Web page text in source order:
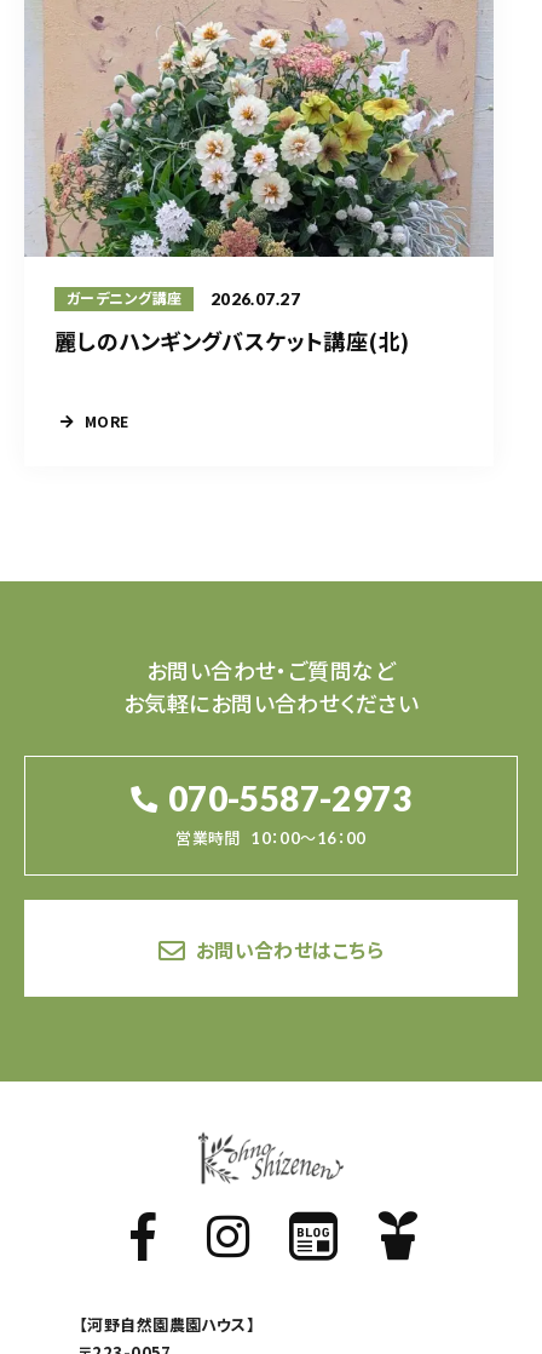
ガーデニング講座 2026.07.27
麗しのハンギングバスケット講座(北)
MORE
お問い合わせ・ご質問など
お気軽にお問い合わせください
070-5587-2973
営業時間 10：00～16：00
お問い合わせはこちら
【河野自然園農園ハウス】